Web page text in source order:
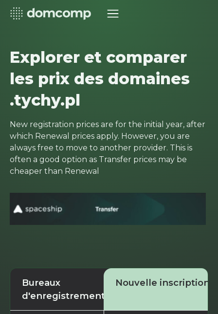
Explorer et comparer
les prix des domaines
.tychy.pl
New registration prices are for the initial year, after
which Renewal prices apply. However, you are
always free to move to another provider. This is
often a good option as Transfer prices may be
cheaper than Renewal
Bureaux
d'enregistrement
Nouvelle inscription